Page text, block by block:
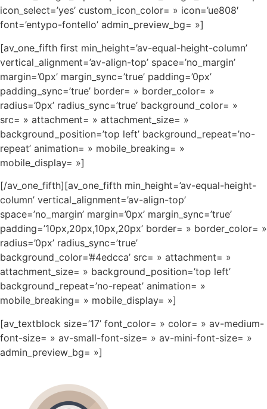
icon_select=’yes’ custom_icon_color= » icon=’ue808′
font=’entypo-fontello’ admin_preview_bg= »]
[av_one_fifth first min_height=’av-equal-height-column’
vertical_alignment=’av-align-top’ space=’no_margin’
margin=’0px’ margin_sync=’true’ padding=’0px’
padding_sync=’true’ border= » border_color= »
radius=’0px’ radius_sync=’true’ background_color= »
src= » attachment= » attachment_size= »
background_position=’top left’ background_repeat=’no-
repeat’ animation= » mobile_breaking= »
mobile_display= »]
[/av_one_fifth][av_one_fifth min_height=’av-equal-height-
column’ vertical_alignment=’av-align-top’
space=’no_margin’ margin=’0px’ margin_sync=’true’
padding=’10px,20px,10px,20px’ border= » border_color= »
radius=’0px’ radius_sync=’true’
background_color=’#4edcca’ src= » attachment= »
attachment_size= » background_position=’top left’
background_repeat=’no-repeat’ animation= »
mobile_breaking= » mobile_display= »]
[av_textblock size=’17’ font_color= » color= » av-medium-
font-size= » av-small-font-size= » av-mini-font-size= »
admin_preview_bg= »]